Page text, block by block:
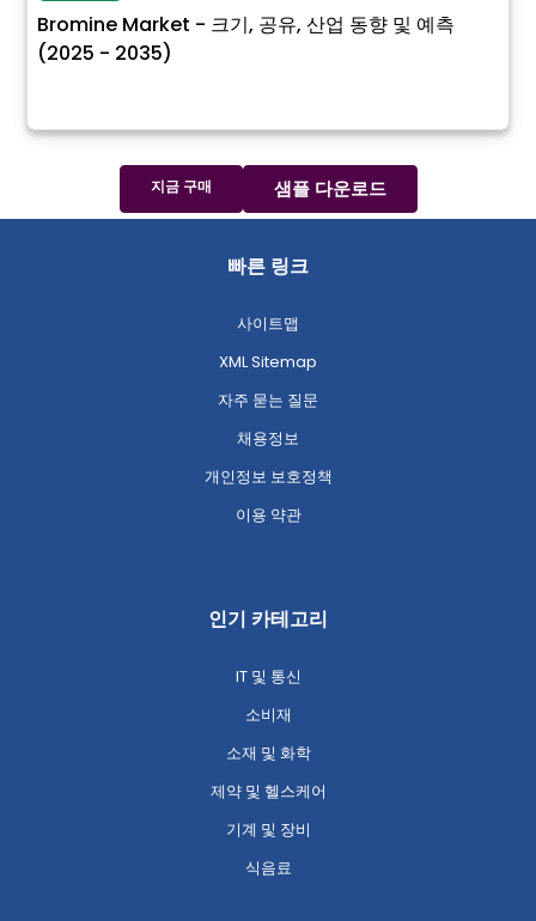
Bromine Market - 크기, 공유, 산업 동향 및 예측
(2025 - 2035)
지금 구매 샘플 다운로드
빠른 링크
사이트맵
XML Sitemap
자주 묻는 질문
채용정보
개인정보 보호정책
이용 약관
인기 카테고리
IT 및 통신
소비재
소재 및 화학
제약 및 헬스케어
기계 및 장비
식음료